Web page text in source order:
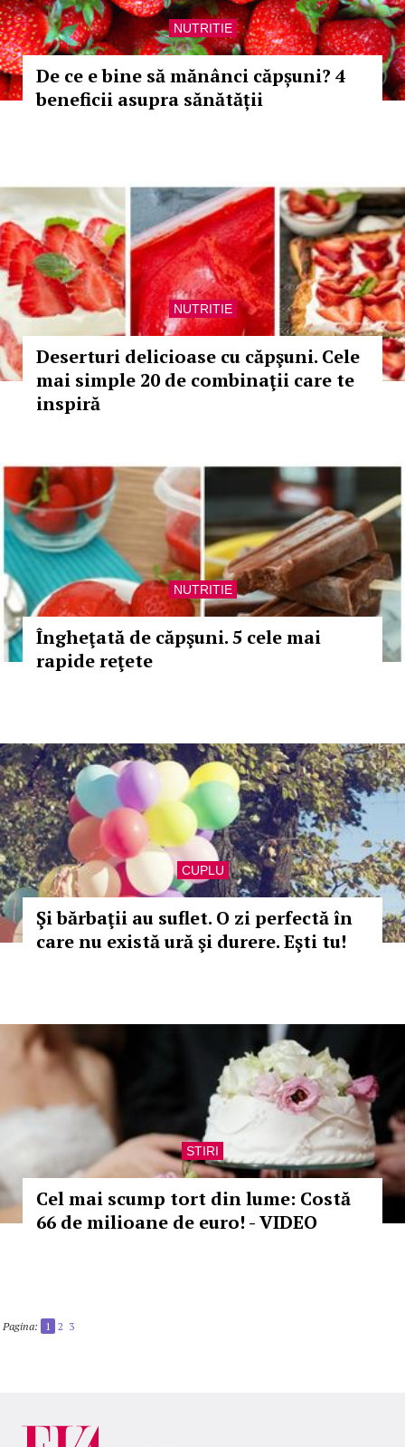
NUTRITIE
De ce e bine să mănânci căpșuni? 4
beneficii asupra sănătății
NUTRITIE
Deserturi delicioase cu căpşuni. Cele
mai simple 20 de combinaţii care te
inspiră
NUTRITIE
Îngheţată de căpşuni. 5 cele mai
rapide reţete
CUPLU
Şi bărbaţii au suflet. O zi perfectă în
care nu există ură şi durere. Eşti tu!
STIRI
Cel mai scump tort din lume: Costă
66 de milioane de euro! - VIDEO
Pagina: 1 2 3